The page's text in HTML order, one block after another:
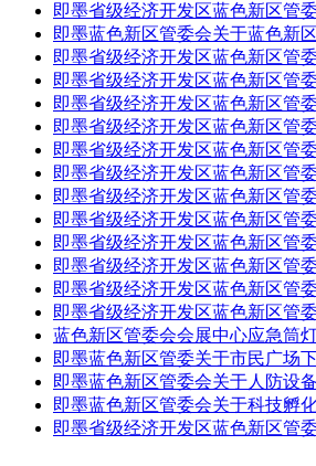
即墨省级经济开发区蓝色新区管
即墨蓝色新区管委会关于蓝色新
即墨省级经济开发区蓝色新区管
即墨省级经济开发区蓝色新区管
即墨省级经济开发区蓝色新区管
即墨省级经济开发区蓝色新区管
即墨省级经济开发区蓝色新区管
即墨省级经济开发区蓝色新区管
即墨省级经济开发区蓝色新区管
即墨省级经济开发区蓝色新区管
即墨省级经济开发区蓝色新区管
即墨省级经济开发区蓝色新区管
即墨省级经济开发区蓝色新区管
即墨省级经济开发区蓝色新区管
蓝色新区管委会会展中心应急筒
即墨蓝色新区管委关于市民广场
即墨蓝色新区管委会关于人防设
即墨蓝色新区管委会关于科技孵
即墨省级经济开发区蓝色新区管